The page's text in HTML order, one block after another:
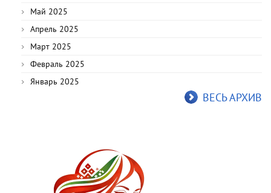
Май 2025
Апрель 2025
Март 2025
Февраль 2025
Январь 2025
ВЕСЬ АРХИВ